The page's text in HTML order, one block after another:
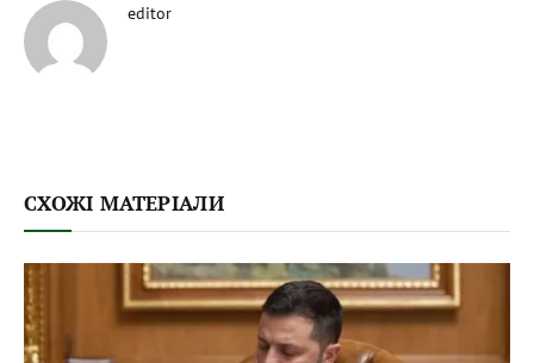
editor
СХОЖІ МАТЕРІАЛИ